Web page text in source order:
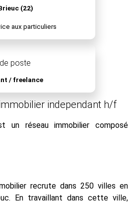
(22)
aux particuliers
poste
/ freelance
independant h/f
un réseau immobilier composé
recrute dans 250 villes en
En travaillant dans cette ville,